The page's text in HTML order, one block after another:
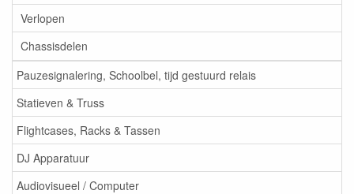
Verlopen
Chassisdelen
Pauzesignalering, Schoolbel, tijd gestuurd relais
Statieven & Truss
Flightcases, Racks & Tassen
DJ Apparatuur
Audiovisueel / Computer